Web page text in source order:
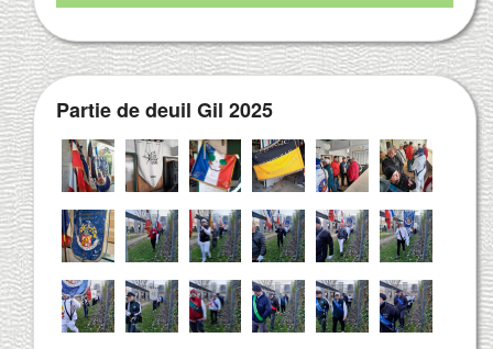
Partie de deuil Gil 2025